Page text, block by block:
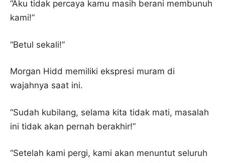
“Aku tidak percaya kamu masih berani membunuh
kami!”
“Betul sekali!”
Morgan Hidd memiliki ekspresi muram di
wajahnya saat ini.
“Sudah kubilang, selama kita tidak mati, masalah
ini tidak akan pernah berakhir!”
“Setelah kami pergi, kami akan menuntut seluruh